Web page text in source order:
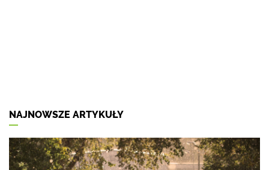
NAJNOWSZE ARTYKUŁY